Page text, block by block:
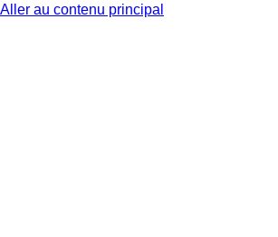
Aller au contenu principal